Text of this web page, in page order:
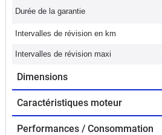
Durée de la garantie
Intervalles de révision en km
Intervalles de révision maxi
Dimensions
Caractéristiques moteur
Performances / Consommation